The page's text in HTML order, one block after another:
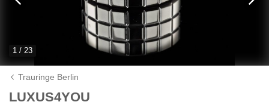
1 / 23
Trauringe Berlin
LUXUS4YOU